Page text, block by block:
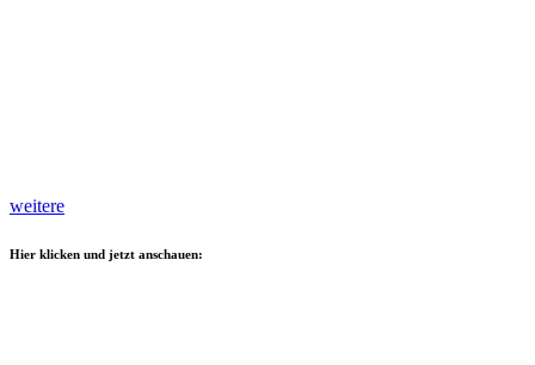
weitere
Hier klicken und jetzt anschauen: